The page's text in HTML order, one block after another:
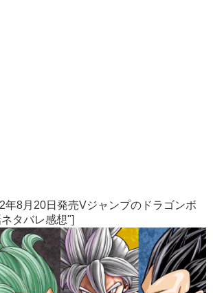
年8月20日発売Vジャンプのドラゴンボ
タバレ感想"]